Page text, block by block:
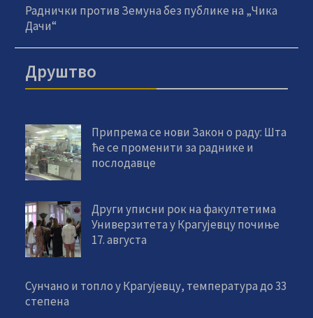
Раднички против Земуна без публике на „Чика
Дачи“
Друштво
Припрема се нови Закон о раду: Шта
ће се променити за раднике и
послодавце
Други уписни рок на факултетима
Универзитета у Крагујевцу почиње
17. августа
Сунчано и топло у Крагујевцу, температура до 33
степена